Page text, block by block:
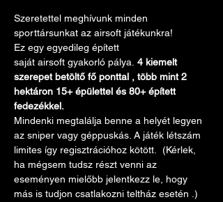
Szeretettel meghívunk minden
sporttársunkat az airsoft játékunkra!
Ez egy egyedileg épített
saját airsoft gyakorló pálya. 4 kiemelt
szerepet betöltő fő ponttal , több mint 2
hektáron 15+ épülettel és 80+ épített
fedezékkel.
Mindenki megtalálja benne a helyét legyen
az sniper vagy géppuskás. A játék létszám
limites így regisztrációhoz kötött.  (Kérlek,
ha mégsem tudsz részt venni az
eseményen mielőbb jelentkezz le, hogy
más is tudjon csatlakozni teltház esetén .)